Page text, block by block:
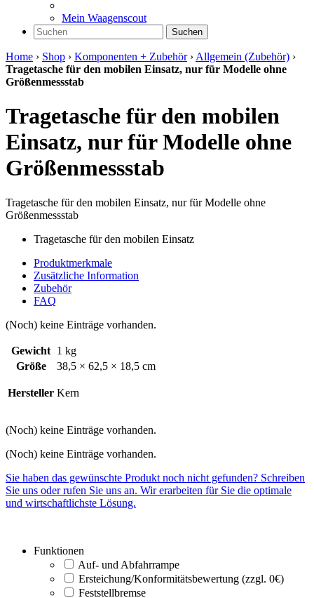
Mein Waagenscout
Suchen
Home › Shop › Komponenten + Zubehör› Allgemein (Zubehör) ›
Tragetasche für den mobilen Einsatz, nur für Modelle ohne
Größenmessstab
Tragetasche für den mobilen
Einsatz, nur für Modelle ohne
Größenmessstab
Tragetasche für den mobilen Einsatz, nur für Modelle ohne
Größenmessstab
Tragetasche für den mobilen Einsatz
Produktmerkmale
Zusätzliche Information
Zubehör
FAQ
(Noch) keine Einträge vorhanden.
Gewicht 1 kg
Größe
38,5 × 62,5 × 18,5 cm
Hersteller Kern
(Noch) keine Einträge vorhanden.
(Noch) keine Einträge vorhanden.
Sie haben das gewünschte Produkt noch nicht gefunden? Schreiben
Sie uns oder rufen Sie uns an. Wir erarbeiten für Sie die optimale
und wirtschaftlichste Lösung.
Funktionen
Auf- und Abfahrrampe
Ersteichung/Konformitätsbewertung (zzgl. 0€)
Feststellbremse